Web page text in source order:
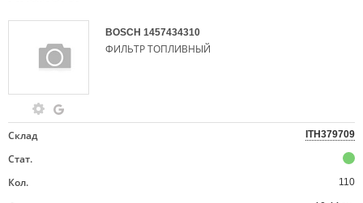
BOSCH 1457434310
ФИЛЬТР ТОПЛИВНЫЙ
Склад ITH379709
Стат.
Кол.
110